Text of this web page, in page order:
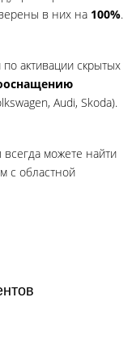
в них на 100%.
по активации скрытых
Audi, Skoda).
можете найти
с областной